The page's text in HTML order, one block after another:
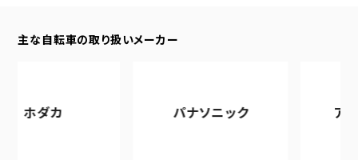
主な自転車の取り扱いメーカー
カ パナソニック アサヒサ